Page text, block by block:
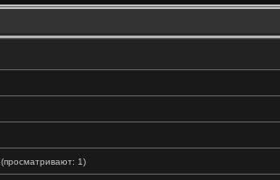
(просматривают: 1)